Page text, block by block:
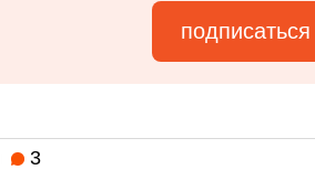
подписаться
3